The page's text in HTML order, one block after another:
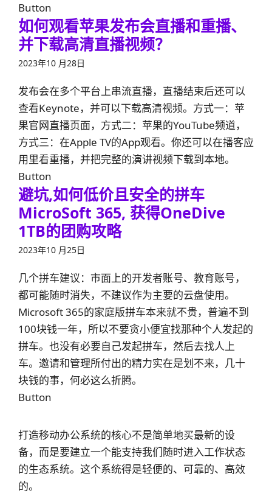
Button
如何观看苹果发布会直播和重播、
并下载高清直播视频？
2023年10 月28日
发布会在多个平台上串流直播，直播结束后还可以
查看Keynote，并可以下载高清视频。方式一：苹
果官网直播页面，方式二：苹果的YouTube频道，
方式三：在Apple TV的App观看。你还可以在播客应
用里看重播，并把完整的演讲视频下载到本地。
Button
避坑,如何低价且安全的拼车
MicroSoft 365, 获得OneDive
1TB的团购攻略
2023年10 月25日
几个拼车建议：市面上的开发者账号、教育账号，
都可能随时消失，不建议作为主要的云盘使用。
Microsoft 365的家庭版拼车本来就不贵，普遍不到
100块钱一年，所以不要贪小便宜找那种个人发起的
拼车。也没有必要自己发起拼车，然后去找人上
车。邀请和管理所付出的精力实在是划不来，几十
块钱的事，何必这么折腾。
Button
打造移动办公系统的核心不是简单地买最新的设
备，而是要建立一个能支持我们随时进入工作状态
的生态系统。这个系统得是轻便的、可靠的、高效
的。